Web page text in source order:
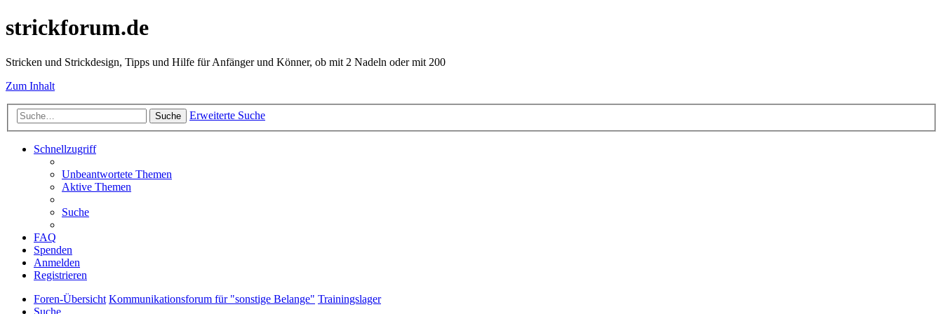
strickforum.de
Stricken und Strickdesign, Tipps und Hilfe für Anfänger und Könner, ob mit 2 Nadeln oder mit 200
Zum Inhalt
Suche Erweiterte Suche
Schnellzugriff
Unbeantwortete Themen
Aktive Themen
Suche
FAQ
Spenden
Anmelden
Registrieren
Foren-Übersicht Kommunikationsforum für "sonstige Belange" Trainingslager